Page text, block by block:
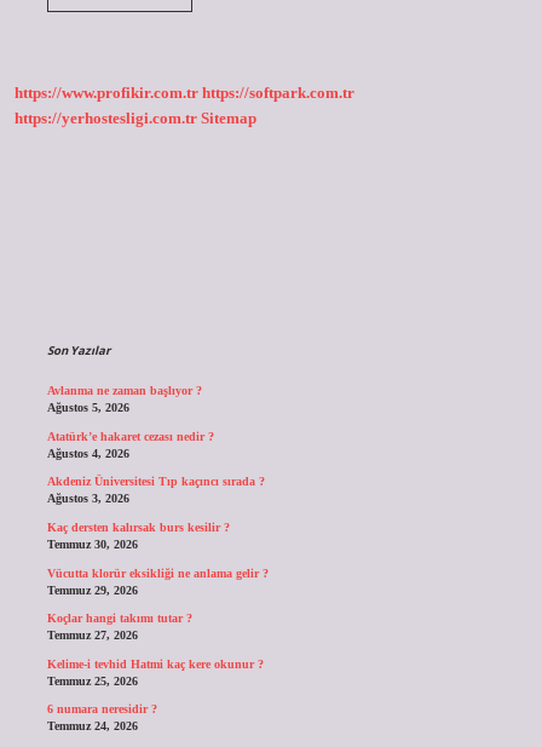
https://www.profikir.com.tr https://softpark.com.tr
https://yerhostesligi.com.tr Sitemap
Son Yazılar
Avlanma ne zaman başlıyor ?
Ağustos 5, 2026
Atatürk’e hakaret cezası nedir ?
Ağustos 4, 2026
Akdeniz Üniversitesi Tıp kaçıncı sırada ?
Ağustos 3, 2026
Kaç dersten kalırsak burs kesilir ?
Temmuz 30, 2026
Vücutta klorür eksikliği ne anlama gelir ?
Temmuz 29, 2026
Koçlar hangi takımı tutar ?
Temmuz 27, 2026
Kelime-i tevhid Hatmi kaç kere okunur ?
Temmuz 25, 2026
6 numara neresidir ?
Temmuz 24, 2026